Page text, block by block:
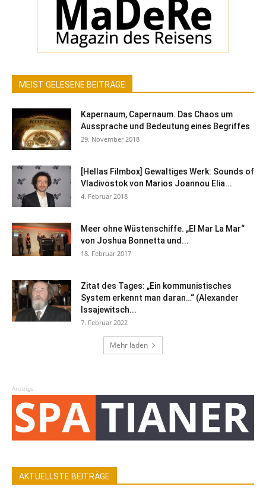
MEIST GELESENE BEITRÄGE
Kapernaum, Capernaum. Das Chaos um
Aussprache und Bedeutung eines Begriffes
29. November 2018
[Hellas Filmbox] Gewaltiges Werk: Sounds of
Vladivostok von Marios Joannou Elia...
4. Februar 2018
Meer ohne Wüstenschiffe. „El Mar La Mar“
von Joshua Bonnetta und...
18. Februar 2017
Zitat des Tages: „Ein kommunistisches
System erkennt man daran…“ (Alexander
Issajewitsch...
7. Februar 2022
Mehr laden
Anzeige
AKTUELLSTE BEITRÄGE